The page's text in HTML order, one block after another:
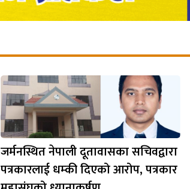
जर्मनस्थित नेपाली दूतावासका सचिवद्वारा
पत्रकारलाई धम्की दिएको आरोप, पत्रकार